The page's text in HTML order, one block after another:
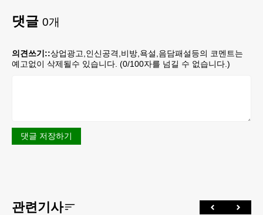
댓글 0개
의견쓰기::상업광고,인신공격,비방,욕설,음담패설등의 코멘트는
예고없이 삭제될수 있습니다. (0/100자를 넘길 수 없습니다.)
댓글 저장하기
관련기사